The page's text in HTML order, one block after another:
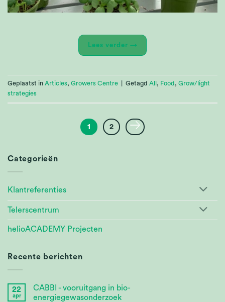
Lees verder →
Geplaatst in Articles, Growers Centre Getagd All , Food , Grow/light
strategies
1 2
Categorieën
Klantreferenties
Telerscentrum
helioACADEMY Projecten
Recente berichten
22
apr
CABBI - vooruitgang in bio-
energiegewasonderzoek